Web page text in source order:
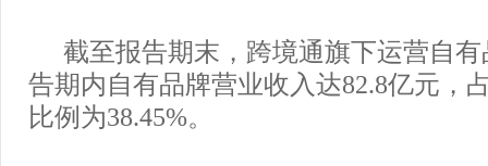
截至报告期末，跨境通旗下运营自有
告期内自有品牌营业收入达82.8亿元，
比例为38.45%。